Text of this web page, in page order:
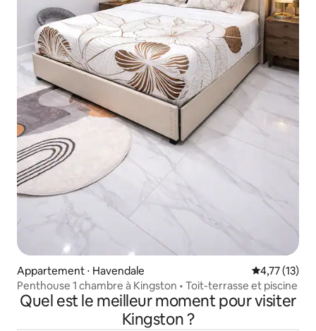
Appartement ⋅ Havendale Évaluation
4,77 (13)
Penthouse 1 chambre à Kingston • Toit-terrasse et piscine
Quel est le meilleur moment pour visiter
Kingston ?